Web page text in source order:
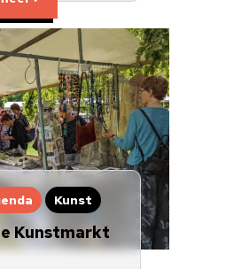
Kunst
Kunstmarkt